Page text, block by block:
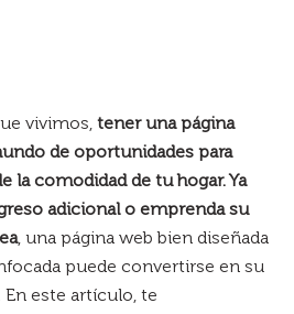
vivimos, tener una página
de oportunidades para
la comodidad de tu hogar. Ya
adicional o emprenda su
, una página web bien diseñada
puede convertirse en su
este artículo, te